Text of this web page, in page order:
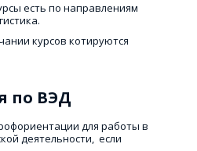
есть по направлениям
курсов котируются
по ВЭД
для работы в
деятельности,  если